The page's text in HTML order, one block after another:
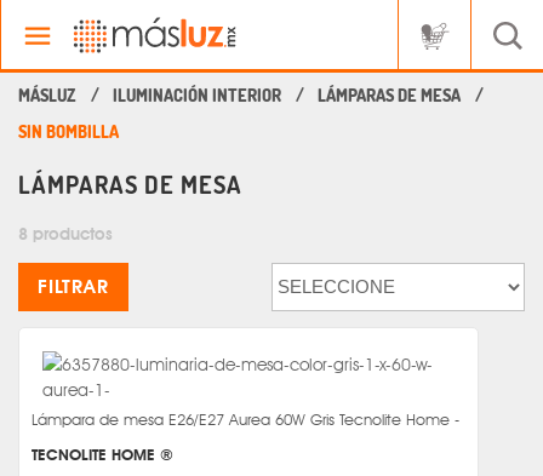
ILUMINACIÓN INTERIOR
LÁMPARAS DE MESA
SIN BOMBILLA
LÁMPARAS DE MESA
8 productos
FILTRAR
Lámpara de mesa E26/E27 Aurea 60W Gris Tecnolite Home -
TECNOLITE HOME ®